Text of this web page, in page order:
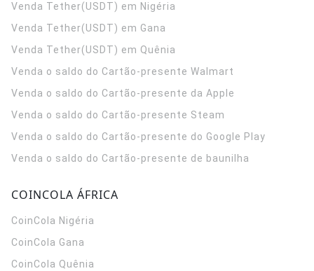
Venda Tether(USDT) em Nigéria
Venda Tether(USDT) em Gana
Venda Tether(USDT) em Quênia
Venda o saldo do Cartão-presente Walmart
Venda o saldo do Cartão-presente da Apple
Venda o saldo do Cartão-presente Steam
Venda o saldo do Cartão-presente do Google Play
Venda o saldo do Cartão-presente de baunilha
COINCOLA ÁFRICA
CoinCola Nigéria
CoinCola Gana
CoinCola Quênia